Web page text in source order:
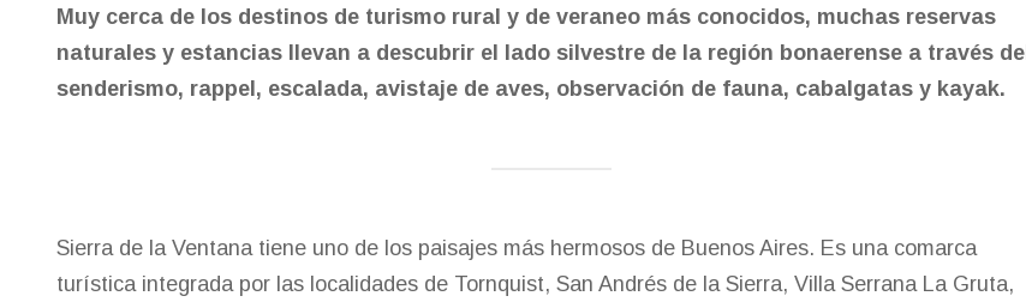
Muy cerca de los destinos de turismo rural y de veraneo más conocidos, muchas reservas
naturales y estancias llevan a descubrir el lado silvestre de la región bonaerense a través del
senderismo, rappel, escalada, avistaje de aves, observación de fauna, cabalgatas y kayak.
Sierra de la Ventana tiene uno de los paisajes más hermosos de Buenos Aires. Es una comarca
turística integrada por las localidades de Tornquist, San Andrés de la Sierra, Villa Serrana La Gruta,